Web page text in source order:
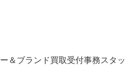
ブランド買取受付事務スタッ